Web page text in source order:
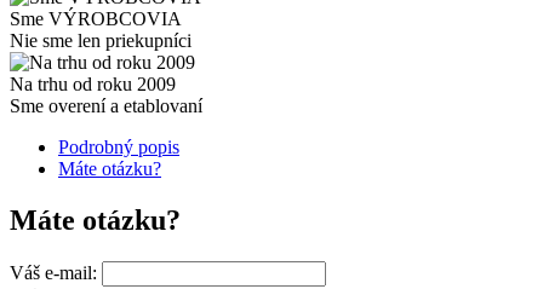
Sme VÝROBCOVIA
Nie sme len priekupníci
Na trhu od roku 2009
Sme overení a etablovaní
Podrobný popis
Máte otázku?
Máte otázku?
Váš e-mail: